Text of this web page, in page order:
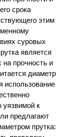
срока
этим
суровых
является
прочность и
диаметр
использование
уязвимой к
предлагают
прутка: